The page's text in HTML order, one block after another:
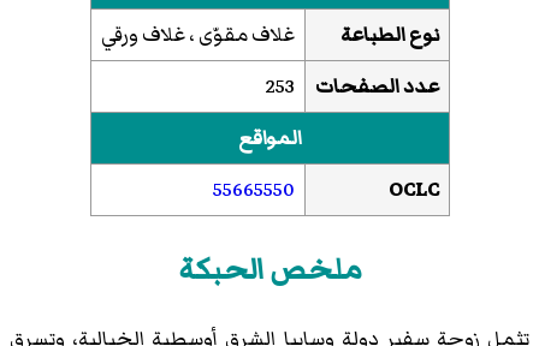
نوع الطباعة
غلاف مقوّى ، غلاف ورقي
عدد الصفحات
253
المواقع
OCLC
55665550
ملخص الحبكة
تثمل زوجة سفير دولة وسابيا الشرق أوسطية الخيالية، وتسرق